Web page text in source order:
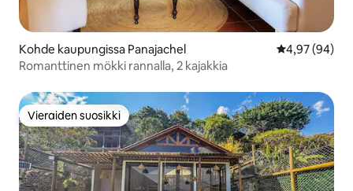
Kohde kaupungissa Panajachel
4,97 (94)
Romanttinen mökki rannalla, 2 kajakkia
Vieraiden suosikki
Vieraiden suosikki